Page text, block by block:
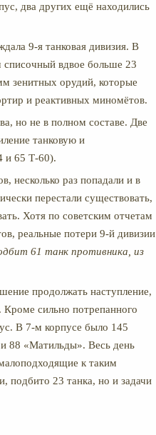
два других ещё находились
9-я танковая дивизия. В
списочный вдвое больше 23
зенитных орудий, которые
и реактивных миномётов.
но не в полном составе. Две
танковую и
и 65 Т-60).
несколько раз попадали и в
перестали существовать,
Хотя по советским отчетам
реальные потери 9-й дивизии
61 танк противника, из
продолжать наступление,
сильно потрепанного
В 7-м корпусе было 145
88 «Матильды». Весь день
к таким
подбито 23 танка, но и задачи